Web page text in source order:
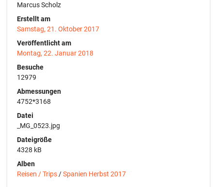
Marcus Scholz
Erstellt am
Samstag, 21. Oktober 2017
Veröffentlicht am
Montag, 22. Januar 2018
Besuche
12979
Abmessungen
4752*3168
Datei
_MG_0523.jpg
Dateigröße
4328 kB
Alben
Reisen / Trips /Spanien Herbst 2017